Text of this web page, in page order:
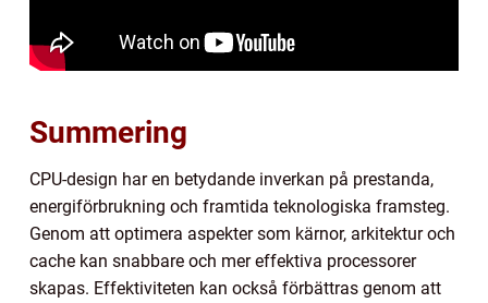
Summering
CPU-design har en betydande inverkan på prestanda,
energiförbrukning och framtida teknologiska framsteg.
Genom att optimera aspekter som kärnor, arkitektur och
cache kan snabbare och mer effektiva processorer
skapas. Effektiviteten kan också förbättras genom att